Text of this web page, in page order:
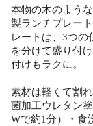
本物の木のよう
製ランチプレー
レートは、3つの
を分けて盛り付
付けもラクに。
素材は軽くて割
菌加工ウレタン
Wで約1分）・食